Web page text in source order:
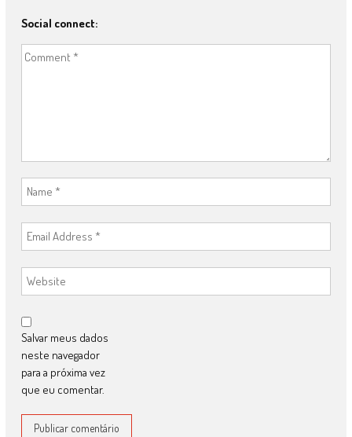
Social connect:
Salvar meus dados
neste navegador
para a próxima vez
que eu comentar.